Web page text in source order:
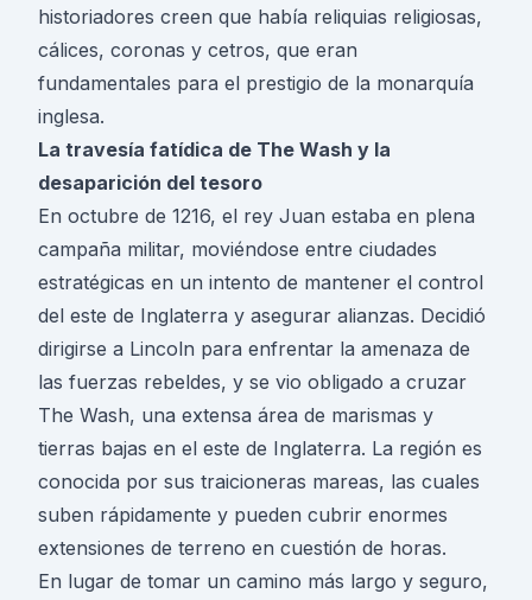
historiadores creen que había reliquias religiosas,
cálices, coronas y cetros, que eran
fundamentales para el prestigio de la monarquía
inglesa.
La travesía fatídica de The Wash y la
desaparición del tesoro
En octubre de 1216, el rey Juan estaba en plena
campaña militar, moviéndose entre ciudades
estratégicas en un intento de mantener el control
del este de Inglaterra y asegurar alianzas. Decidió
dirigirse a Lincoln para enfrentar la amenaza de
las fuerzas rebeldes, y se vio obligado a cruzar
The Wash, una extensa área de marismas y
tierras bajas en el este de Inglaterra. La región es
conocida por sus traicioneras mareas, las cuales
suben rápidamente y pueden cubrir enormes
extensiones de terreno en cuestión de horas.
En lugar de tomar un camino más largo y seguro,